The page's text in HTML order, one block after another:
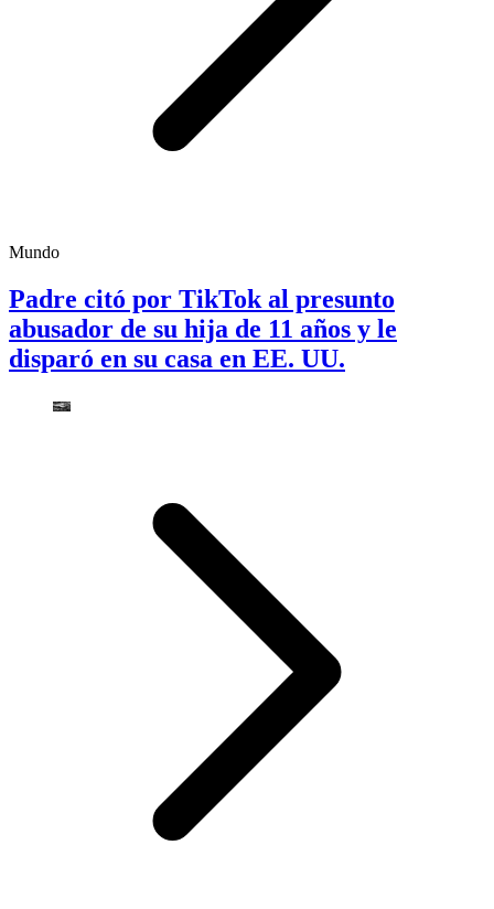
Mundo
Padre citó por TikTok al presunto
abusador de su hija de 11 años y le
disparó en su casa en EE. UU.